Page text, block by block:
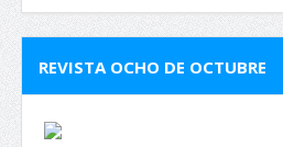
REVISTA OCHO DE OCTUBRE